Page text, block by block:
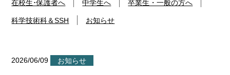
在校生･保護者へ 中学生へ 卒業生・一般の方へ
科学技術科＆SSH お知らせ
2026/06/09 お知らせ